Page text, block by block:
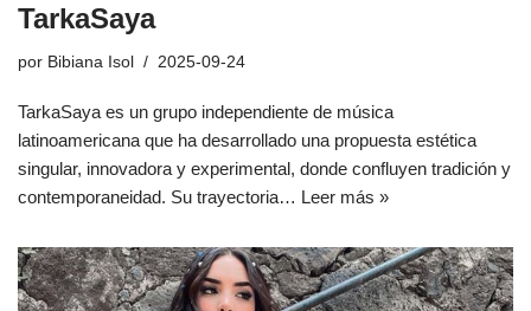
TarkaSaya
por Bibiana Isol 2025-09-24
TarkaSaya es un grupo independiente de música
latinoamericana que ha desarrollado una propuesta estética
singular, innovadora y experimental, donde confluyen tradición y
contemporaneidad. Su trayectoria… Leer más »